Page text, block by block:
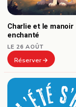
Charlie et le manoir
enchanté
LE 26 AOÛT
Réserver